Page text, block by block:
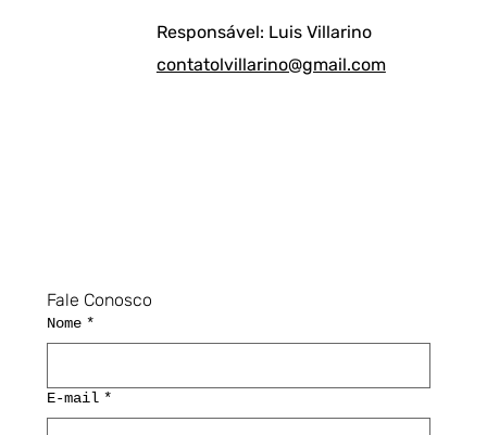
Fale Conosco
Nome *
E-mail *
Responsável: Luis Villarino
contatolvillarino@gmail.com